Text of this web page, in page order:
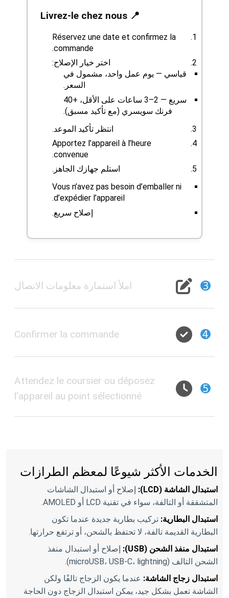
📍 Livrez-le chez nous
Réservez une date et confirmez la
commande.
اختر خيار الإصلاح:
قياسي — يوم عمل واحد، مشمول في
السعر.
سريع — 2–3 ساعات على الأقل، +40
فرنك سويسري (مع تأكيد مسبق).
انتظر تأكيد الموعد.
Apportez l’appareil à l’heure
convenue.
استلم جهازك الجاهز.
Vous n’avez pas besoin d’emballer ni
d’expédier l’appareil.
إصلاح سريع.
➌ املأ استمارة معلومات الاتصال
➍
Confirmer la commande
➎
Attendez le coursier ou déposez
l'appareil au point sélectionné
الخدمات الأكثر شيوعًا لمعظم الطرازات
استبدال الشاشة (LCD):
إصلاح أو استبدال الشاشات
المتشققة أو التالفة، سواء في تقنية LCD أو AMOLED.
استبدال البطارية: تركيب بطارية جديدة عندما تكون
البطارية القديمة تالفة، لا تحتفظ بالشحن، أو ترتفع حرارتها.
استبدال منفذ الشحن (USB):
إصلاح أو استبدال منفذ
الشحن التالف (microUSB، USB-C، lightning).
استبدال زجاج الشاشة: عندما يكون الزجاج تالفًا ولكن
الشاشة تعمل بشكل جيد، يمكن استبدال الزجاج دون الحاجة